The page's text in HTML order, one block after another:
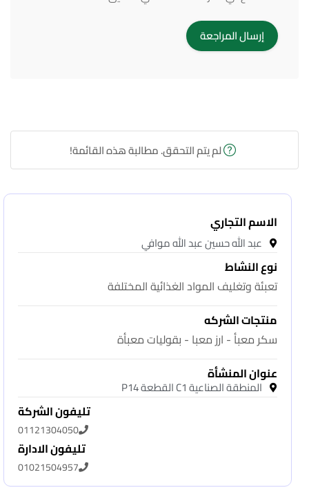
لم يتم التحقق. مطالبة هذه القائمة!
الاسم التجاري
عبد الله حسين عبد الله موافي
نوع النشاط
تعبئة وتغليف المواد الغذائية المختلفة
منتجات الشركه
سكر معبأ - ارز معبا - بقوليات معبأة
عنوان المنشأة
المنطقة الصناعية C1 القطعة P14
تليفون الشركة
01121304050
تليفون الادارة
01021504957